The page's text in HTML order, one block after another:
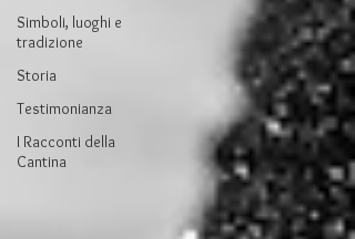
Simboli, luoghi e
tradizione
Storia
Testimonianza
I Racconti della
Cantina